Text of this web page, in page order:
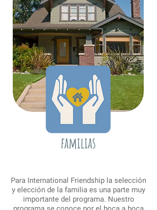
Para International Friendship la selección
y elección de la familia es una parte muy
importante del programa. Nuestro
familias